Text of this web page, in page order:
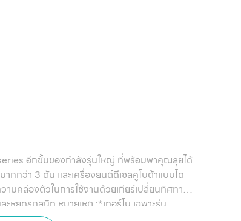
อีกขั้นของกำลังรุ่นใหญ่ ที่พร้อมพาคุณลุยได้
กกว่า 3 ตัน และเครื่องยนต์ดีเซลคูโบต้าแบบได
มคล่องตัวในการใช้งานด้วยเกียร์เปลี่ยนทิศทางไฮ
หยุดรถสนิท หมายเหตุ :*เทอร์โบ เฉพาะรุ่น